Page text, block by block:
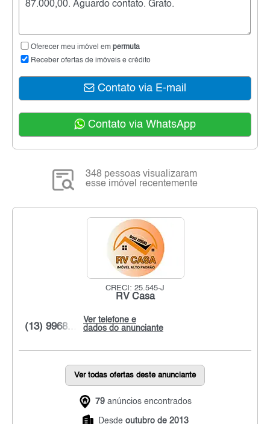
Oferecer meu imóvel em permuta
Receber ofertas de imóveis e crédito
Contato via E-mail
Contato via WhatsApp
348 pessoas visualizaram
esse imóvel recentemente
CRECI: 25.545-J
RV Casa
Ver telefone e
dados do anunciante
(13) 9968...
Ver todas ofertas deste anunciante
79 anúncios encontrados
Desde outubro de 2013